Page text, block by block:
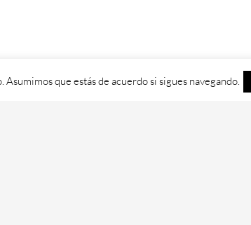
que estás de acuerdo si sigues navegando.